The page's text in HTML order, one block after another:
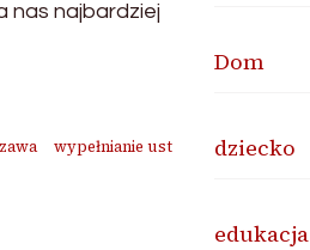
nas najbardziej
wypełnianie ust
Dom
dziecko
edukacja